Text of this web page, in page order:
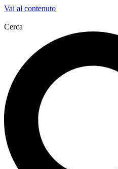
Vai al contenuto
Cerca